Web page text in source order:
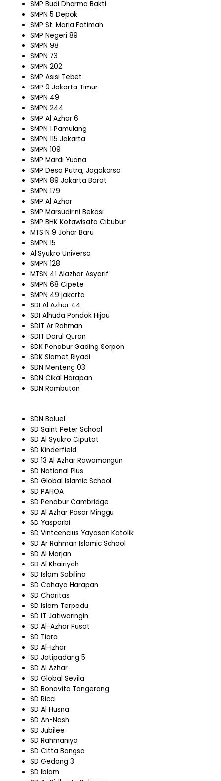
SMP Budi Dharma Bakti
SMPN 5 Depok
SMP St. Maria Fatimah
SMP Negeri 89
SMPN 98
SMPN 73
SMPN 202
SMP Asisi Tebet
SMP 9 Jakarta Timur
SMPN 49
SMPN 244
SMP Al Azhar 6
SMPN 1 Pamulang
SMPN 115 Jakarta
SMPN 109
SMP Mardi Yuana
SMP Desa Putra, Jagakarsa
SMPN 89 Jakarta Barat
SMPN 179
SMP Al Azhar
SMP Marsudirini Bekasi
SMP BHK Kotawisata Cibubur
MTS N 9 Johar Baru
SMPN 15
Al Syukro Universa
SMPN 128
MTSN 41 Alazhar Asyarif
SMPN 68 Cipete
SMPN 49 jakarta
SDI Al Azhar 44
SDI Alhuda Pondok Hijau
SDIT Ar Rahman
SDIT Darul Quran
SDK Penabur Gading Serpon
SDK Slamet Riyadi
SDN Menteng 03
SDN Cikal Harapan
SDN Rambutan
SDN Baluel
SD Saint Peter School
SD Al Syukro Ciputat
SD Kinderfield
SD 13 Al Azhar Rawamangun
SD National Plus
SD Global Islamic School
SD PAHOA
SD Penabur Cambridge
SD Al Azhar Pasar Minggu
SD Yasporbi
SD Vintcencius Yayasan Katolik
SD Ar Rahman Islamic School
SD Al Marjan
SD Al Khairiyah
SD Islam Sabilina
SD Cahaya Harapan
SD Charitas
SD Islam Terpadu
SD IT Jatiwaringin
SD Al-Azhar Pusat
SD Tiara
SD Al-Izhar
SD Jatipadang 5
SD Al Azhar
SD Global Sevila
SD Bonavita Tangerang
SD Ricci
SD Al Husna
SD An-Nash
SD Jubilee
SD Rahmaniya
SD Citta Bangsa
SD Gedong 3
SD Iblam